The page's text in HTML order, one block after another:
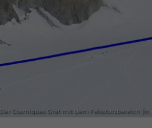
Der Cosmiques Grat mit dem Felssturzbereich (in